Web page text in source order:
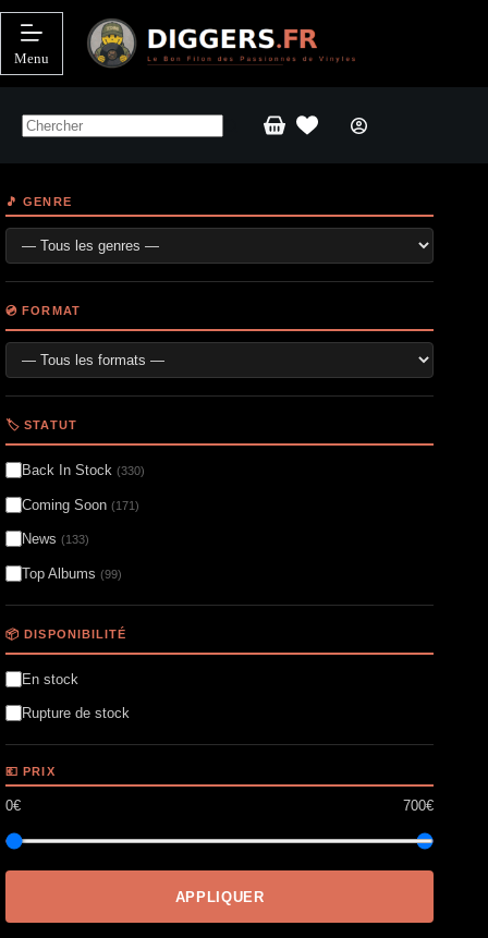
Passer
contenu
Menu
Panier
🎵 GENRE
💿 FORMAT
🏷️ STATUT
Back In Stock (330)
Coming Soon (171)
News (133)
Top Albums (99)
📦 DISPONIBILITÉ
En stock
Rupture de stock
💶 PRIX
0€ 700€
APPLIQUER